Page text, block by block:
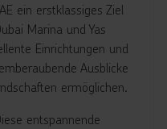
ein erstklassiges Ziel
Marina und Yas
Einrichtungen und
Ausblicke
ermöglichen.
entspannende